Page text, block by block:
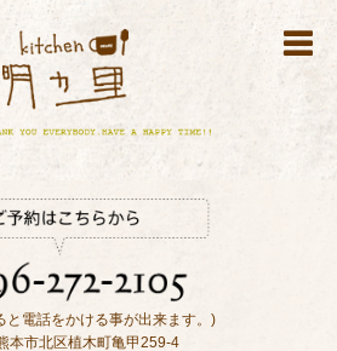
と電話をかける事が出来ます。)
本市北区植木町亀甲259-4